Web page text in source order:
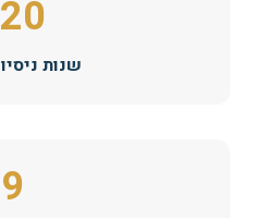
20+
שנות
9